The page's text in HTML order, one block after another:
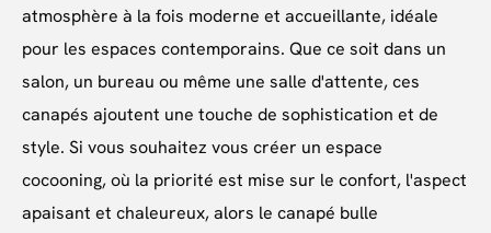
atmosphère à la fois moderne et accueillante, idéale
pour les espaces contemporains. Que ce soit dans un
salon, un bureau ou même une salle d'attente, ces
canapés ajoutent une touche de sophistication et de
style. Si vous souhaitez vous créer un espace
cocooning, où la priorité est mise sur le confort, l'aspect
apaisant et chaleureux, alors le canapé bulle